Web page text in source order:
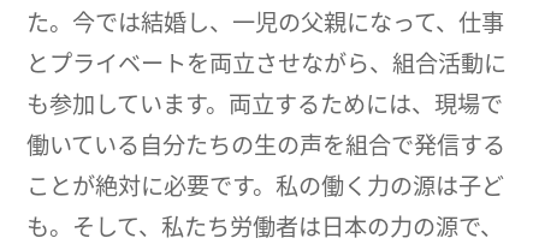
た。今では結婚し、一児の父親になって、仕事
とプライベートを両立させながら、組合活動に
も参加しています。両立するためには、現場で
働いている自分たちの生の声を組合で発信する
ことが絶対に必要です。私の働く力の源は子ど
も。そして、私たち労働者は日本の力の源で、